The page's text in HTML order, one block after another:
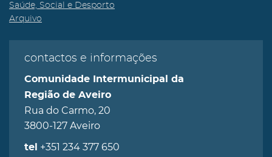
Saúde, Social e Desporto
Arquivo
contactos e informações
Comunidade Intermunicipal da
Região de Aveiro
Rua do Carmo, 20
3800-127 Aveiro
tel +351 234 377 650